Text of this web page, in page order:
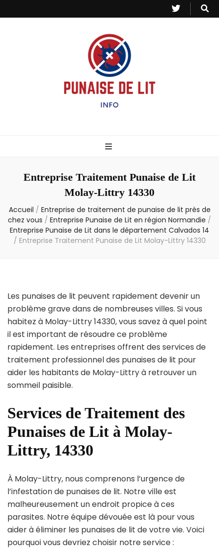
– Info
Entreprise Traitement Punaise de Lit
Molay-Littry 14330
Accueil / Entreprise de traitement de punaise de lit près de
chez vous / Entreprise Punaise de Lit en région Normandie /
Entreprise Punaise de Lit dans le département Calvados 14
/ Entreprise Traitement Punaise de Lit Molay-Littry 14330
Les punaises de lit peuvent rapidement devenir un
problème grave dans de nombreuses villes. Si vous
habitez à Molay-Littry 14330, vous savez à quel point
il est important de résoudre ce problème
rapidement. Les entreprises offrent des services de
traitement professionnel des punaises de lit pour
aider les habitants de Molay-Littry à retrouver un
sommeil paisible.
Services de Traitement des
Punaises de Lit à Molay-
Littry, 14330
À Molay-Littry, nous comprenons l’urgence de
l’infestation de punaises de lit. Notre ville est
malheureusement un endroit propice à ces
parasites. Notre équipe dévouée est là pour vous
aider à éliminer les punaises de lit de votre vie. Voici
pourquoi vous devriez choisir notre service :